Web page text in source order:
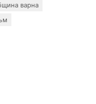
варна